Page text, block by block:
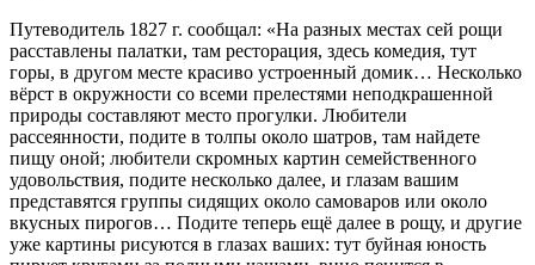
Путеводитель 1827 г. сообщал: «На разных местах сей рощи
расставлены палатки, там ресторация, здесь комедия, тут
горы, в другом месте красиво устроенный домик… Несколько
вёрст в окружности со всеми прелестями неподкрашенной
природы составляют место прогулки. Любители
рассеянности, подите в толпы около шатров, там найдете
пищу оной; любители скромных картин семейственного
удовольствия, подите несколько далее, и глазам вашим
представятся группы сидящих около самоваров или около
вкусных пирогов… Подите теперь ещё далее в рощу, и другие
уже картины рисуются в глазах ваших: тут буйная юность